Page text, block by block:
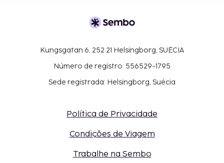
Kungsgatan 6, 252 21 Helsingborg, SUÉCIA
Número de registro: 556529-1795
Sede registrada: Helsingborg, Suécia
Política de Privacidade
Condições de Viagem
Trabalhe na Sembo